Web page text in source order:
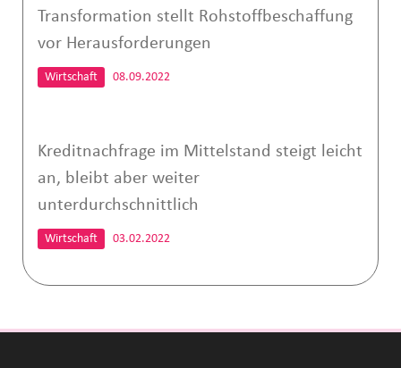
Transformation stellt Rohstoffbeschaffung
vor Herausforderungen
Wirtschaft 08.09.2022
Kreditnachfrage im Mittelstand steigt leicht
an, bleibt aber weiter
unterdurchschnittlich
Wirtschaft 03.02.2022